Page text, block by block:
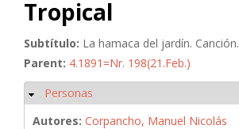
Tropical
Subtítulo: La hamaca del jardín. Canción.
Parent: 4.1891=Nr. 198(21.Feb.)
Ocultar
Personas
Autores: Corpancho, Manuel Nicolás